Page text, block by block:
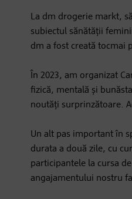
La dm drogerie markt,
subiectul sănătății
dm a fost creată tocmai
În 2023, am organizat
fizică, mentală și
noutăți surprinzătoare.
Un alt pas important în
durata a două zile, cu
participantele la cursa
angajamentului nostru